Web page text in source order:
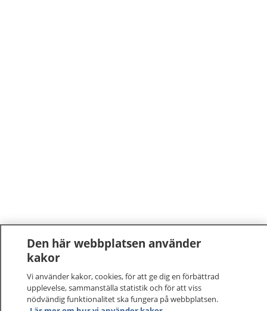
Den här webbplatsen använder
kakor
Vi använder kakor, cookies, för att ge dig en förbättrad
upplevelse, sammanställa statistik och för att viss
nödvändig funktionalitet ska fungera på webbplatsen.